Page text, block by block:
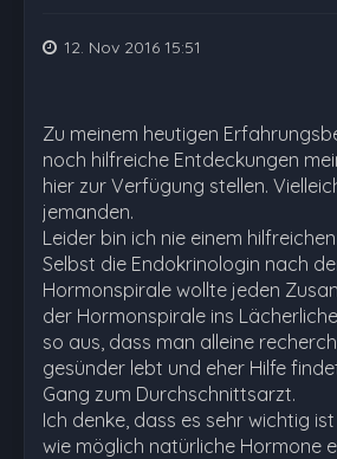
12. Nov 2016 15:51
Zu meinem heutigen
noch hilfreiche Entdeckungen
hier zur Verfügung stellen.
jemanden.
Leider bin ich nie einem
Selbst die Endokrinologin nach
Hormonspirale wollte jeden
der Hormonspirale ins
so aus, dass man alleine
gesünder lebt und eher Hilfe
Gang zum Durchschnittsarzt.
Ich denke, dass es sehr wichtig
wie möglich natürliche Hormone